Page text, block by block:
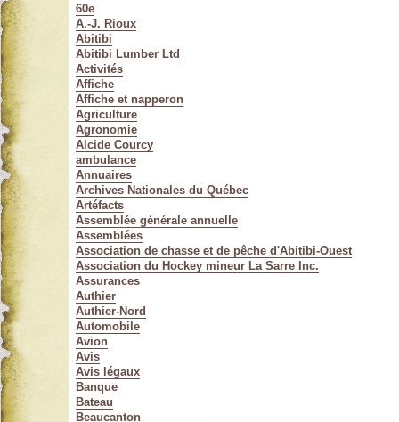
60e
A.-J. Rioux
Abitibi
Abitibi Lumber Ltd
Activités
Affiche
Affiche et napperon
Agriculture
Agronomie
Alcide Courcy
ambulance
Annuaires
Archives Nationales du Québec
Artéfacts
Assemblée générale annuelle
Assemblées
Association de chasse et de pêche d'Abitibi-Ouest
Association du Hockey mineur La Sarre Inc.
Assurances
Authier
Authier-Nord
Automobile
Avion
Avis
Avis légaux
Banque
Bateau
Beaucanton